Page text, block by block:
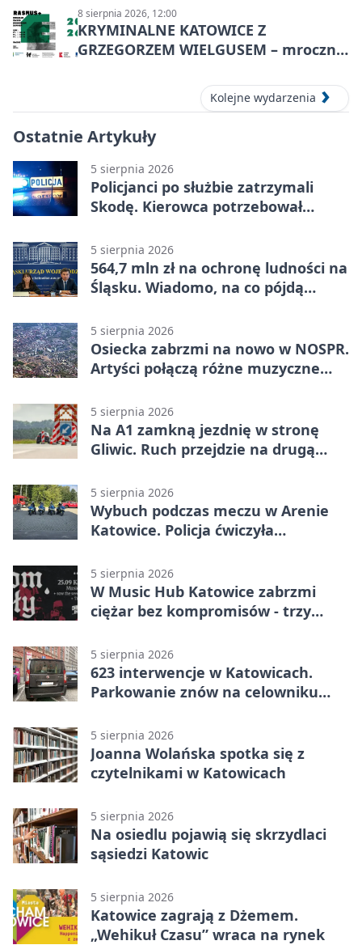
8 sierpnia 2026, 12:00
KRYMINALNE KATOWICE Z
GRZEGORZEM WIELGUSEM – mroczne
Kolejne wydarzenia
Ostatnie Artykuły
5 sierpnia 2026
Policjanci po służbie zatrzymali
Skodę. Kierowca potrzebował
5 sierpnia 2026
564,7 mln zł na ochronę ludności na
Śląsku. Wiadomo, na co pójdą
5 sierpnia 2026
Osiecka zabrzmi na nowo w NOSPR.
Artyści połączą różne muzyczne
5 sierpnia 2026
Na A1 zamkną jezdnię w stronę
Gliwic. Ruch przejdzie na drugą
5 sierpnia 2026
Wybuch podczas meczu w Arenie
Katowice. Policja ćwiczyła
5 sierpnia 2026
W Music Hub Katowice zabrzmi
ciężar bez kompromisów - trzy
5 sierpnia 2026
623 interwencje w Katowicach.
Parkowanie znów na celowniku
5 sierpnia 2026
Joanna Wolańska spotka się z
czytelnikami w Katowicach
5 sierpnia 2026
Na osiedlu pojawią się skrzydlaci
sąsiedzi Katowic
5 sierpnia 2026
Katowice zagrają z Dżemem.
„Wehikuł Czasu” wraca na rynek